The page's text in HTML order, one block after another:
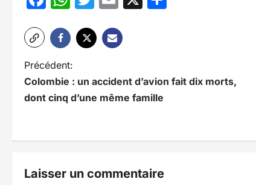
N
a
a
Précédent:
Colombie : un accident d’avion fait dix morts,
dont cinq d’une même famille
Laisser un commentaire